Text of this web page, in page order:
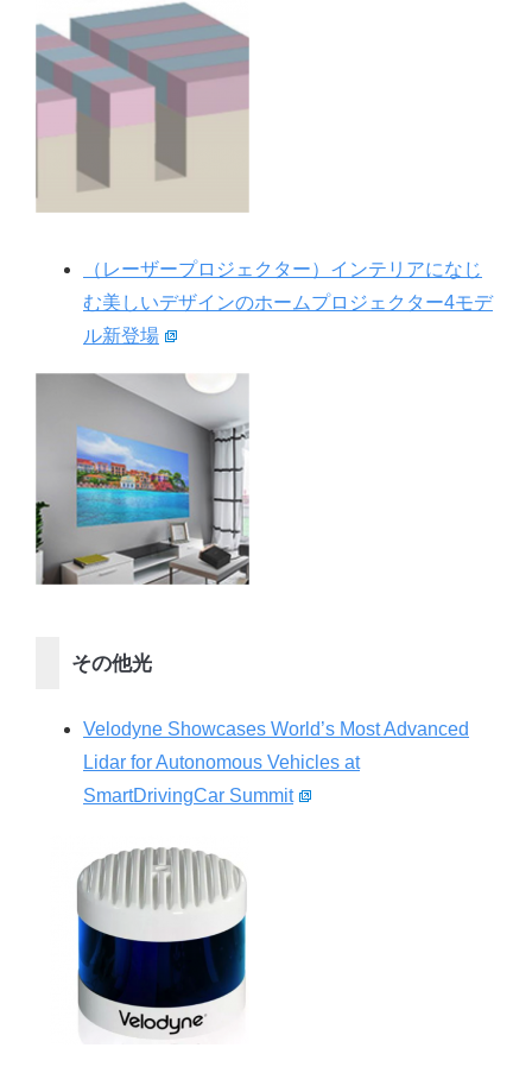
（レーザープロジェクター）インテリアになじ
む美しいデザインのホームプロジェクター4モデ
ル新登場
その他光
Velodyne Showcases World’s Most Advanced
Lidar for Autonomous Vehicles at
SmartDrivingCar Summit